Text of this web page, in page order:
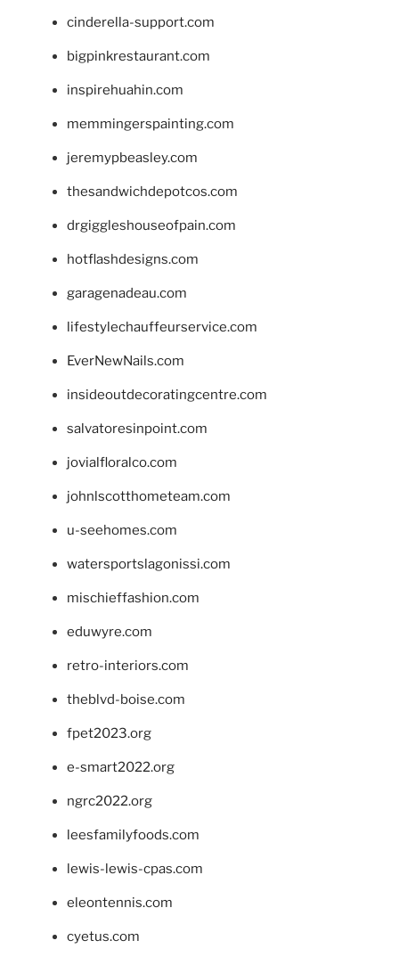
cinderella-support.com
bigpinkrestaurant.com
inspirehuahin.com
memmingerspainting.com
jeremypbeasley.com
thesandwichdepotcos.com
drgiggleshouseofpain.com
hotflashdesigns.com
garagenadeau.com
lifestylechauffeurservice.com
EverNewNails.com
insideoutdecoratingcentre.com
salvatoresinpoint.com
jovialfloralco.com
johnlscotthometeam.com
u-seehomes.com
watersportslagonissi.com
mischieffashion.com
eduwyre.com
retro-interiors.com
theblvd-boise.com
fpet2023.org
e-smart2022.org
ngrc2022.org
leesfamilyfoods.com
lewis-lewis-cpas.com
eleontennis.com
cyetus.com